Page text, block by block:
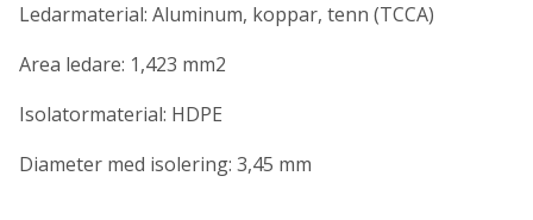
Ledarmaterial: Aluminum, koppar, tenn (TCCA)
Area ledare: 1,423 mm2
Isolatormaterial: HDPE
Diameter med isolering: 3,45 mm